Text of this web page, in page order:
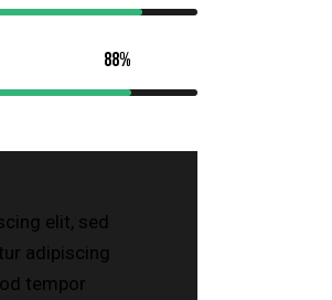
88%
elit, sed
adipiscing
tempor